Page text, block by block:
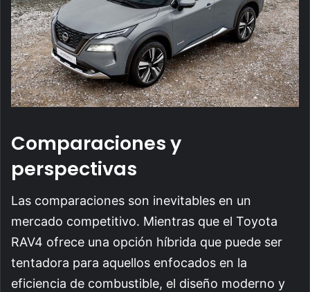
Comparaciones y
perspectivas
Las comparaciones son inevitables en un
mercado competitivo. Mientras que el Toyota
RAV4 ofrece una opción híbrida que puede ser
tentadora para aquellos enfocados en la
eficiencia de combustible, el diseño moderno y